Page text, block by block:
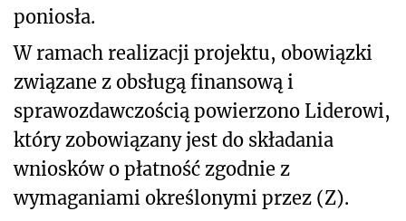
poniosła.
W ramach realizacji projektu, obowiązki
związane z obsługą finansową i
sprawozdawczością powierzono Liderowi,
który zobowiązany jest do składania
wniosków o płatność zgodnie z
wymaganiami określonymi przez (Z).